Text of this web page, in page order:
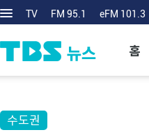
TV FM 95.1 eFM 101.3
홈
수도권